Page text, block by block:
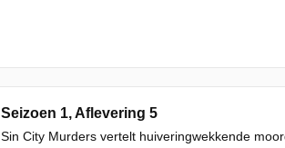
Seizoen 1, Aflevering 5
Sin City Murders vertelt huiveringwekkende